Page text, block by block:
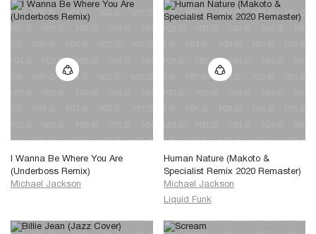
I Wanna Be Where You Are
(Underboss Remix)
Michael Jackson
Human Nature (Makoto &
Specialist Remix 2020 Remaster)
Michael Jackson
Liquid Funk